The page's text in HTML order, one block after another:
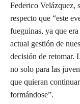
Federico Velázquez,
respecto que “este
fueguinas, ya que
actual gestión de
decisión de retomar.
no solo para las
que quieran
formándose”.